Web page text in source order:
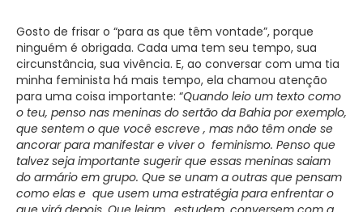
Gosto de frisar o “para as que têm vontade”, porque
ninguém é obrigada. Cada uma tem seu tempo, sua
circunstância, sua vivência. E, ao conversar com uma tia
minha feminista há mais tempo, ela chamou atenção
para uma coisa importante: “Quando leio um texto como
o teu, penso nas meninas do sertão da Bahia por exemplo,
que sentem o que você escreve , mas não têm onde se
ancorar para manifestar e viver o feminismo. Penso que
talvez seja importante sugerir que essas meninas saiam
do armário em grupo. Que se unam a outras que pensam
como elas e que usem uma estratégia para enfrentar o